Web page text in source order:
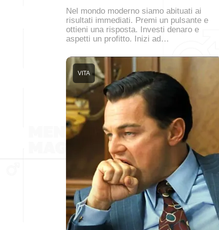
Nel mondo moderno siamo abituati ai
risultati immediati. Premi un pulsante e
ottieni una risposta. Investi denaro e
aspetti un profitto. Inizi ad…
VITA